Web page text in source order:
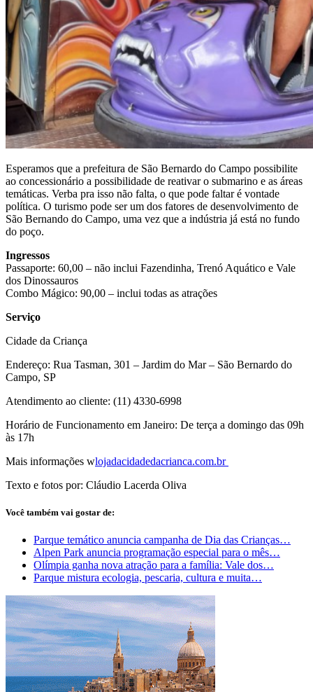
Esperamos que a prefeitura de São Bernardo do Campo possibilite
ao concessionário a possibilidade de reativar o submarino e as áreas
temáticas. Verba pra isso não falta, o que pode faltar é vontade
política. O turismo pode ser um dos fatores de desenvolvimento de
São Bernando do Campo, uma vez que a indústria já está no fundo
do poço.
Ingressos
Passaporte: 60,00 – não inclui Fazendinha, Trenó Aquático e Vale
dos Dinossauros
Combo Mágico: 90,00 – inclui todas as atrações
Serviço
Cidade da Criança
Endereço: Rua Tasman, 301 – Jardim do Mar – São Bernardo do
Campo, SP
Atendimento ao cliente: (11) 4330-6998
Horário de Funcionamento em Janeiro: De terça a domingo das 09h
às 17h
Mais informações wlojadacidadedacrianca.com.br
Texto e fotos por: Cláudio Lacerda Oliva
Você também vai gostar de:
Parque temático anuncia campanha de Dia das Crianças…
Alpen Park anuncia programação especial para o mês…
Olímpia ganha nova atração para a família: Vale dos…
Parque mistura ecologia, pescaria, cultura e muita…